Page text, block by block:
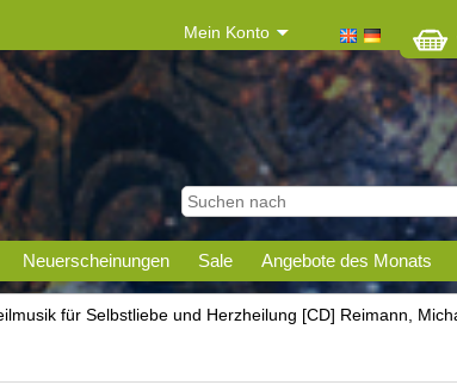
Mein Konto
Neuerscheinungen Sale Angebote des Monats
für Selbstliebe und Herzheilung [CD] Reimann,